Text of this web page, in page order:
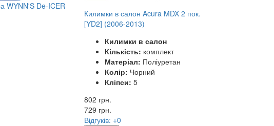
WYNN'S De-ICER
Килимки в салон Acura MDX 2 пок.
[YD2] (2006-2013)
Килимки в салон
Кількість: комплект
Матеріал: Поліуретан
Колір: Чорний
Кліпси: 5
802 грн.
729 грн.
Відгуків: +0